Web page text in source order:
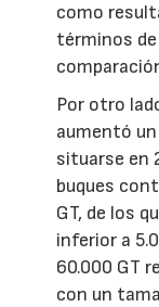
como
términos
Por otro
aumentó
situarse en
buques
GT, de los
inferior a
60.000 GT
con un